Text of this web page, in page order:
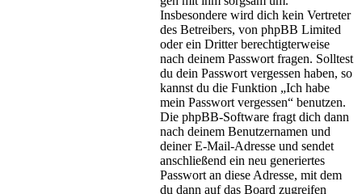
Insbesondere wird dich kein Vertreter
des Betreibers, von phpBB Limited
oder ein Dritter berechtigterweise
nach deinem Passwort fragen. Solltest
du dein Passwort vergessen haben, so
kannst du die Funktion „Ich habe
mein Passwort vergessen“ benutzen.
Die phpBB-Software fragt dich dann
nach deinem Benutzernamen und
deiner E-Mail-Adresse und sendet
anschließend ein neu generiertes
Passwort an diese Adresse, mit dem
du dann auf das Board zugreifen